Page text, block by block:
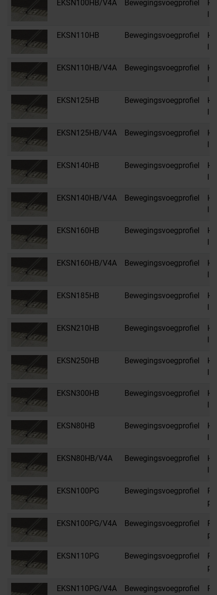
EKSN100HB/V4A Bewegingsvoegprofiel
EKSN110HB Bewegingsvoegprofiel
EKSN110HB/V4A Bewegingsvoegprofiel
EKSN125HB Bewegingsvoegprofiel
EKSN125HB/V4A Bewegingsvoegprofiel
EKSN140HB Bewegingsvoegprofiel
EKSN140HB/V4A Bewegingsvoegprofiel
EKSN160HB Bewegingsvoegprofiel
EKSN160HB/V4A Bewegingsvoegprofiel
EKSN185HB Bewegingsvoegprofiel
EKSN210HB Bewegingsvoegprofiel
EKSN250HB Bewegingsvoegprofiel
EKSN300HB Bewegingsvoegprofiel
EKSN80HB Bewegingsvoegprofiel
EKSN80HB/V4A Bewegingsvoegprofiel
EKSN100PG Bewegingsvoegprofiel
EKSN100PG/V4A Bewegingsvoegprofiel
EKSN110PG Bewegingsvoegprofiel
EKSN110PG/V4A Bewegingsvoegprofiel